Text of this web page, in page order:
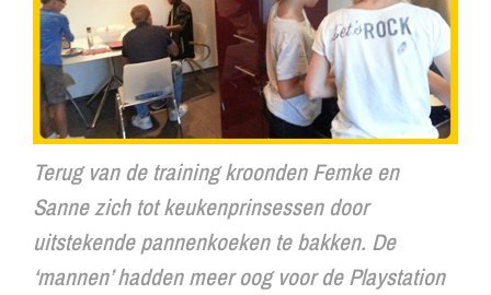
Terug van de training kroonden Femke en
Sanne zich tot keukenprinsessen door
uitstekende pannenkoeken te bakken. De
‘mannen’ hadden meer oog voor de Playstation